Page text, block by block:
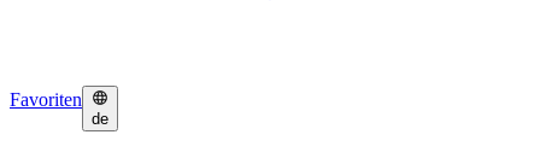
Favoriten
de